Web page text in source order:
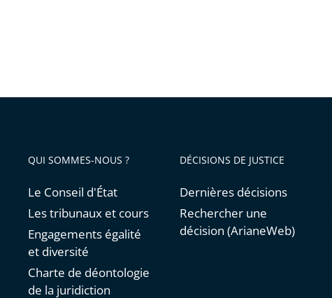
QUI SOMMES-NOUS ?
Le Conseil d'État
Les tribunaux et cours
Engagements égalité
et diversité
Charte de déontologie
de la juridiction
DÉCISIONS DE JUSTICE
Dernières décisions
Rechercher une
décision (ArianeWeb)